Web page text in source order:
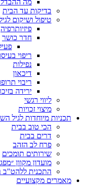
מה ההבדל בין
בדיקות עד הבית
טיפול ושיקום לגיל השלישי
פיזיותרפיה
חדר כושר
פעילות
ריפוי בעיסוק
ריבוי תרופות
ירידה בזיכרון ודמנציה
מיצוי זכויות
מיוחדות לגיל השלישי
הכי טוב בבית
דרים בבית
פרח לב הזהב
שירותים תומכים
מועדון מקוון ״מפגשים
התכנית ללהט"ב בגיל השלישי
מקצועיים